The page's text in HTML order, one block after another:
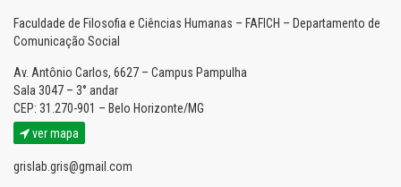
Faculdade de Filosofia e Ciências Humanas – FAFICH – Departamento de
Comunicação Social
Av. Antônio Carlos, 6627 – Campus Pampulha
Sala 3047 – 3° andar
CEP: 31.270-901 – Belo Horizonte/MG
ver mapa
grislab.gris@gmail.com